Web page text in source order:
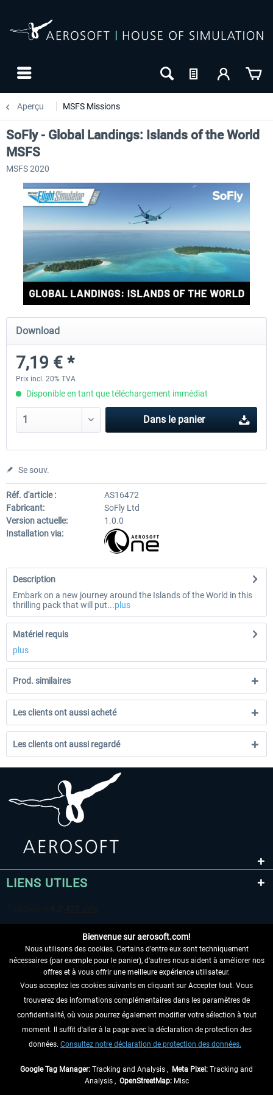
Aperçu MSFS Missions
15,00 € *
SoFly - Global Landings: Islands of the World
MSFS
MSFS 2020
Download
7,19 € *
Prix incl. 20% TVA
Disponible en tant que téléchargement immédiat
Dans le panier
Se souv.
Réf. d'article :
AS16472
Fabricant:
SoFly Ltd
Version actuelle:
1.0.0
Installation via:
Description
Embark on a new journey around the Islands of the World in this
thrilling pack that will put...plus
Matériel requis
plus
Prod. similaires
Les clients ont aussi acheté
Les clients ont aussi regardé
LIENS UTILES
RENONCER AU CONTRAT ICI
INFORMATIONS
NE MANQUEZ PAS LES DERNIÈRES
Bienvenue sur aerosoft.com!
Nous utilisons des cookies. Certains d'entre eux sont techniquement
nécessaires (par exemple pour le panier), d'autres nous aident à améliorer nos
offres et à vous offrir une meilleure expérience utilisateur.
Vous acceptez les cookies suivants en cliquant sur Accepter tout. Vous
trouverez des informations complémentaires dans les paramètres de
confidentialité, où vous pourrez également modifier votre sélection à tout
moment. Il suffit d'aller à la page avec la déclaration de protection des
données. Consultez notre déclaration de protection des données.
Google Tag Manager: Tracking and Analysis , Meta Pixel: Tracking and
Analysis , OpenStreetMap:Misc